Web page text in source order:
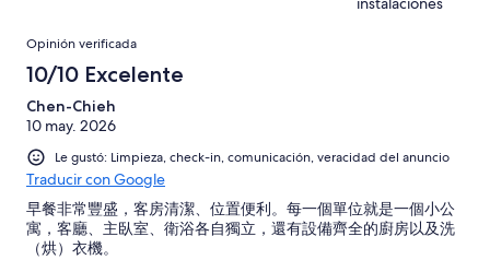
Opiniones
Opinión verificada
10/10 Excelente
Chen-Chieh
10 may. 2026
Le gustó: Limpieza, check-in, comunicación, veracidad del anuncio
Traducir con Google
早餐非常豐盛，客房清潔、位置便利。每一個單位就是一個小公
寓，客廳、主臥室、衛浴各自獨立，還有設備齊全的廚房以及洗
（烘）衣機。